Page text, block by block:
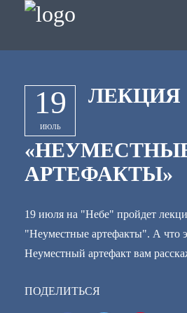
19
ИЮЛЬ
ЛЕКЦИЯ
АРТЕФАКТЫ»
19 июля на "Небе" пройдет
"Неуместные артефакты". А что
Неуместный артефакт вам
объект, в котором что-то не
ПОДЕЛИТЬСЯ